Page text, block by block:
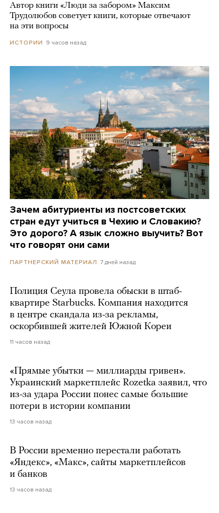
Автор книги «Люди за забором» Максим
Трудолюбов советует книги, которые отвечают
на эти вопросы
ИСТОРИИ 9 часов назад
Зачем абитуриенты из постсоветских
стран едут учиться в Чехию и Словакию?
Это дорого? А язык сложно выучить? Вот
что говорят они сами
ПАРТНЕРСКИЙ МАТЕРИАЛ 7 дней назад
Полиция Сеула провела обыски в штаб-
квартире Starbucks. Компания находится
в центре скандала из-за рекламы,
оскорбившей жителей Южной Кореи
11 часов назад
«Прямые убытки — миллиарды гривен».
Украинский маркетплейс Rozetka заявил, что
из-за удара России понес самые большие
потери в истории компании
13 часов назад
В России временно перестали работать
«Яндекс», «Макс», сайты маркетплейсов
и банков
13 часов назад